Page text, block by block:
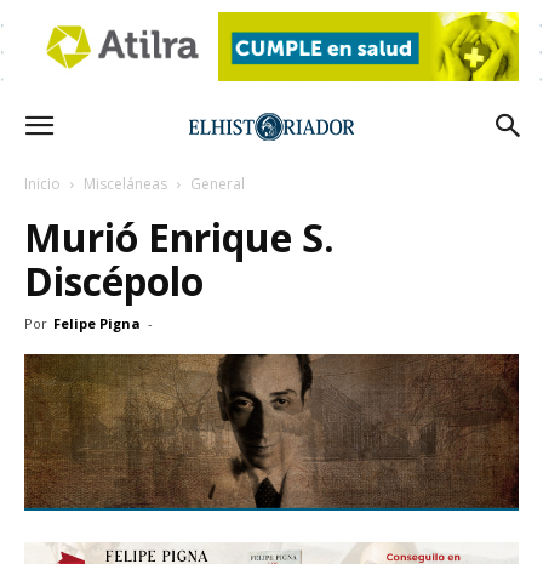
Inicio Misceláneas General
Murió Enrique S.
Discépolo
Por Felipe Pigna -